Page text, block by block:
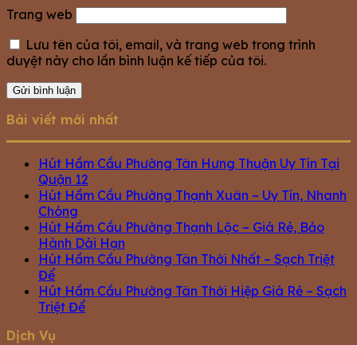
Trang web
Lưu tên của tôi, email, và trang web trong trình
duyệt này cho lần bình luận kế tiếp của tôi.
Bài viết mới nhất
Hút Hầm Cầu Phường Tân Hưng Thuận Uy Tín Tại
Quận 12
Hút Hầm Cầu Phường Thạnh Xuân – Uy Tín, Nhanh
Chóng
Hút Hầm Cầu Phường Thạnh Lộc – Giá Rẻ, Bảo
Hành Dài Hạn
Hút Hầm Cầu Phường Tân Thới Nhất – Sạch Triệt
Để
Hút Hầm Cầu Phường Tân Thới Hiệp Giá Rẻ – Sạch
Triệt Để
Dịch Vụ